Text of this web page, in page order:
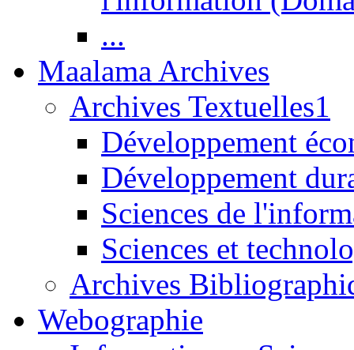
...
Maalama Archives
Archives Textuelles1
Développement
Développement
Sciences de
Sciences et
Archives
Webographie